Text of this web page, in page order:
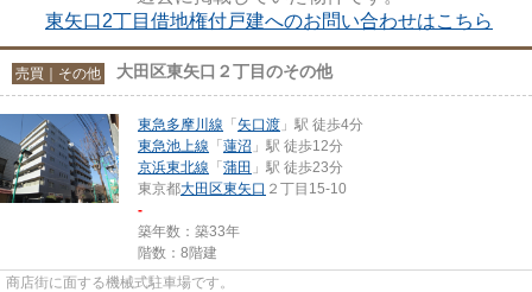
東矢口2丁目借地権付戸建へのお問い合わせはこちら
売買｜その他 大田区東矢口２丁目のその他
東急多摩川線 「 矢口渡 」駅 徒歩4分
東急池上線 「 蓮沼 」駅 徒歩12分
京浜東北線 「 蒲田 」駅 徒歩23分
東京都大田区東矢口 ２丁目15-10
-
築年数：築33年
階数：8階建
商店街に面する機械式駐車場です。